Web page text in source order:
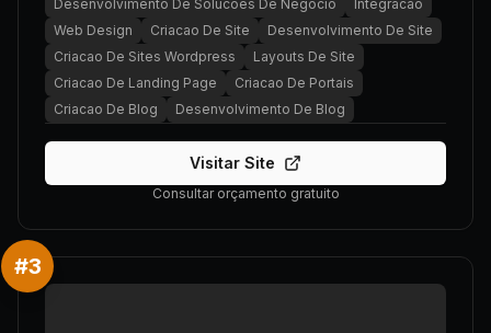
Desenvolvimento De Solucoes De Negocio
Integracao
Web Design
Criacao De Site
Desenvolvimento De Site
Criacao De Sites Wordpress
Layouts De Site
Criacao De Landing Page
Criacao De Portais
Criacao De Blog
Desenvolvimento De Blog
Visitar Site
Consultar orçamento gratuito
#3